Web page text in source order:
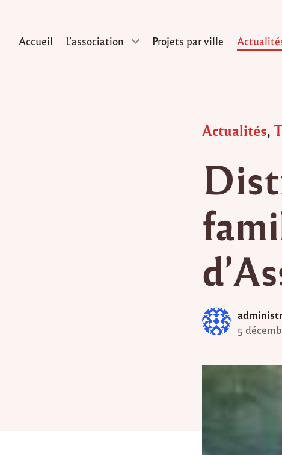
Accueil L’association Projets par ville
Posted
Actualités,
5